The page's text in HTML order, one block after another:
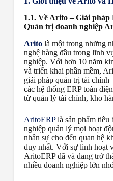
1.1. Về Arito – Giải pháp
Quản trị doanh nghiệp
Aritolà một trong những
nghệ hàng đầu trong lĩnh
nghiệp. Với hơn 10 năm
và triển khai phần mềm,
giải pháp quản trị tài chính
các hệ thống ERP toàn
từ quản lý tài chính, kho
AritoERPlà sản phẩm tiêu
nghiệp quản lý mọi hoạt
nhân sự cho đến quan hệ
duy nhất. Với sự linh hoạt
AritoERP đã và đang trở
nhiều doanh nghiệp lớn